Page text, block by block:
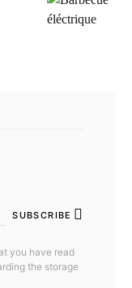
SUBSCRIBE
you have read
the storage